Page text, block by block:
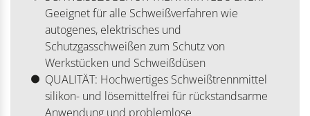
Geeignet für alle Schweißverfahren wie
autogenes, elektrisches und
Schutzgasschweißen zum Schutz von
Werkstücken und Schweißdüsen
QUALITÄT: Hochwertiges Schweißtrennmittel
silikon- und lösemittelfrei für rückstandsarme
Anwendung und problemlose